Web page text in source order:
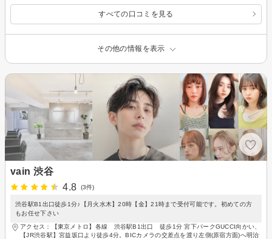
すべての口コミを見る
その他の情報を表示
vain 渋谷
4.8
(3件)
渋谷駅B1出口徒歩1分♪【月火水木】20時【金】21時まで受付可能です。初めての方
もお任せ下さい
アクセス：【東京メトロ】各線 渋谷駅B1出口 徒歩1分 宮下パークGUCCI向かい、
【JR渋谷駅】宮益坂口より徒歩4分。BICカメラの交差点を渡り左側(原宿方面)へ明治